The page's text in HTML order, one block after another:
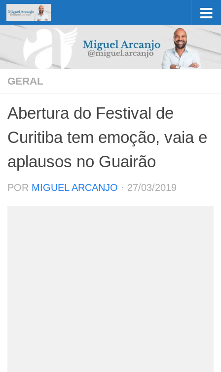
Skip to content
GERAL
Abertura do Festival de
Curitiba tem emoção, vaia e
aplausos no Guairão
POR MIGUEL ARCANJO · 27/03/2019